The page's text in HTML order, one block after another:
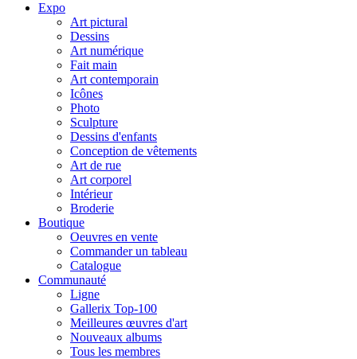
Expo
Art pictural
Dessins
Art numérique
Fait main
Art contemporain
Icônes
Photo
Sculpture
Dessins d'enfants
Conception de vêtements
Art de rue
Art corporel
Intérieur
Broderie
Boutique
Oeuvres en vente
Commander un tableau
Catalogue
Communauté
Ligne
Gallerix Top-100
Meilleures œuvres d'art
Nouveaux albums
Tous les membres